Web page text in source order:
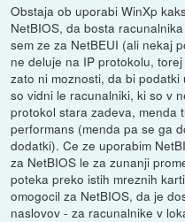
Obstaja ob uporabi WinXp
NetBIOS, da bosta
sem ze za NetBEUI (ali nekaj
ne deluje na IP protokolu,
zato ni moznosti, da bi
so vidni le racunalniki, ki so v
protokol stara zadeva, menda
performans (menda pa se ga
dodatki). Ce ze uporabim
za NetBIOS le za zunanji
poteka preko istih mreznih
omogocil za NetBIOS, da je
naslovov - za racunalnike v